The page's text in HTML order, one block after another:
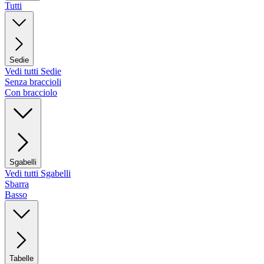
Tutti
Sedie
Vedi tutti Sedie
Senza braccioli
Con bracciolo
Sgabelli
Vedi tutti Sgabelli
Sbarra
Basso
Tabelle